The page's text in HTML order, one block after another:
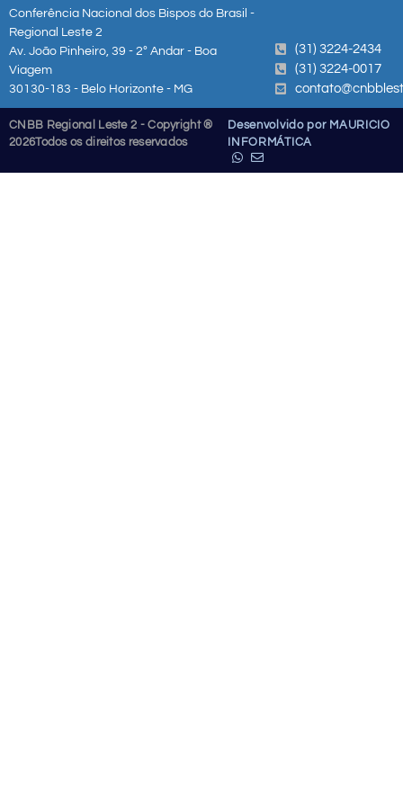
Conferência Nacional dos Bispos do Brasil -
Regional Leste 2
Av. João Pinheiro, 39 - 2º Andar - Boa
Viagem
30130-183 - Belo Horizonte - MG
(31) 3224-2434
(31) 3224-0017
CNBB Regional Leste 2 - Copyright ®
2026Todos os direitos reservados
Desenvolvido por MAURICIO
INFORMÁTICA